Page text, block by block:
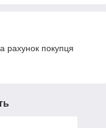
рахунок покупця